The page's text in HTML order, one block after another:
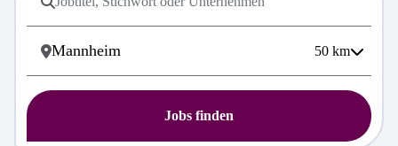
50 km
Jobs finden